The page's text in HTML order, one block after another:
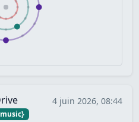
4 juin 2026, 08:44